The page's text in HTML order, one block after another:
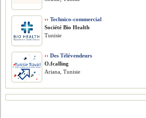
›› Technico-commercial
Société Bio Health
Tunisie
›› Des Télévendeurs
O.fcalling
Ariana, Tunisie